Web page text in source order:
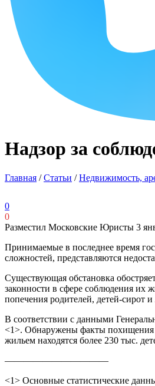
Надзор за
Главная /Статьи /Недвижимость,
0
0
Разместил Московские Юристы 3
Принимаемые в последнее время
сложностей, представляются
Существующая обстановка
законности в сфере соблюдения их
попечения родителей, детей-сирот
В соответствии с данными
<1>. Обнаружены факты похищения
жильем находятся более 230 тыс.
———————————
<1> Основные статистические